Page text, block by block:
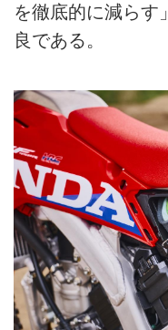
を徹底的に減らす
良である。